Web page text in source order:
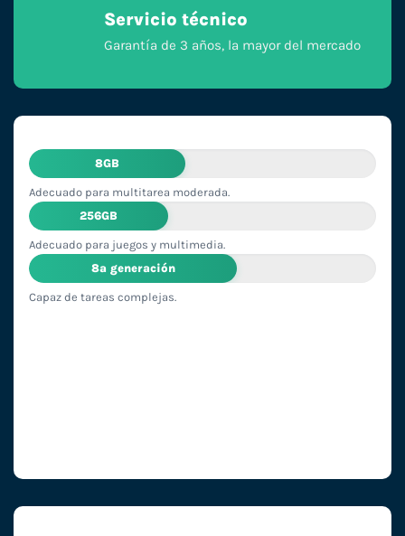
Servicio técnico
Garantía de 3 años, la mayor del mercado
8GB
Adecuado para multitarea moderada.
256GB
Adecuado para juegos y multimedia.
8ª generación
Capaz de tareas complejas.